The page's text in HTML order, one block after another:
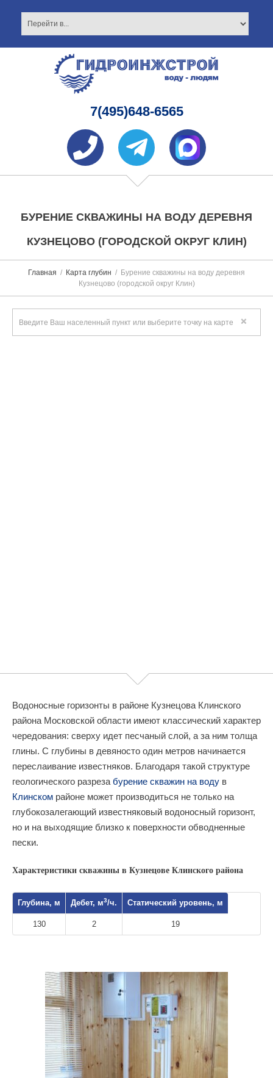
7(495)648-6565
БУРЕНИЕ СКВАЖИНЫ НА ВОДУ ДЕРЕВНЯ
КУЗНЕЦОВО (ГОРОДСКОЙ ОКРУГ КЛИН)
Главная Карта глубин
Бурение скважины на воду деревня
Кузнецово (городской округ Клин)
Водоносные горизонты в районе Кузнецова Клинского
района Московской области имеют классический характер
чередования: сверху идет песчаный слой, а за ним толща
глины. С глубины в девяносто один метров начинается
переслаивание известняков. Благодаря такой структуре
геологического разреза бурение скважин на воду в
Клинском районе может производиться не только на
глубокозалегающий известняковый водоносный горизонт,
но и на выходящие близко к поверхности обводненные
пески.
Характеристики скважины в Кузнецове Клинского района
Глубина, м Дебет, м3/ч. Статический уровень, м
130 2 19